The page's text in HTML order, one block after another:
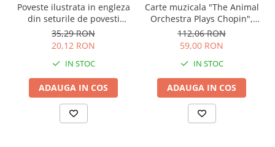
Poveste ilustrata in engleza
din seturile de povesti
Usborne
35,29 RON
20,12 RON
IN STOC
ADAUGA IN COS
Carte muzicala "The Animal
Orchestra Plays Chopin",
cartonata, Usborne
112,06 RON
59,00 RON
IN STOC
ADAUGA IN COS